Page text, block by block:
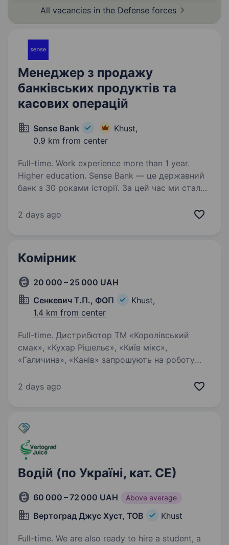
All vacancies in the Defense forces
Менеджер з продажу
банківських продуктів та
касових операцій
Sense Bank
Khust,
0.9 km from center
Full-time. Work experience more than 1 year.
Higher education. Sense Bank — це державний
банк з 30 роками історії. За цей час ми стали
з 4000 людей, де кожен присвячений місії —
2 days ago
Комірник
20 000 – 25 000 UAH
Сенкевич Т.П., ФОП
Khust,
1.4 km from center
Full-time. Дистрибютор ТМ «Королівський
смак», «Кухар Рішельє», «Київ мікс»,
«Галичина», «Канів» запрошують на роботу
2 days ago
Водій (по Україні, кат. СЕ)
60 000 – 72 000 UAH Above average
Вертоград Джус Хуст, ТОВ Khust
Full-time. We are also ready to hire a student, a